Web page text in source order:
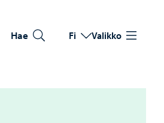
Hae Vaihda kieltä
Nykyinen kieli: Suomi
Fi Valikko